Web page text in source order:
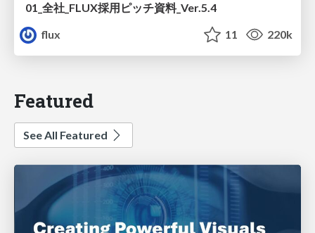
01_全社_FLUX採用ピッチ資料_Ver.5.4
flux
11 220k
Featured
See All Featured